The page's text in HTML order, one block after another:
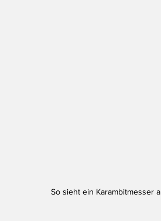
So sieht ein Karambitmesser